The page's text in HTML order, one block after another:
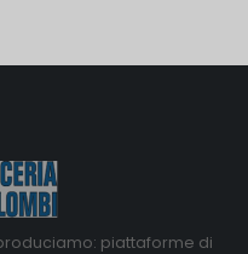
piattaforme di